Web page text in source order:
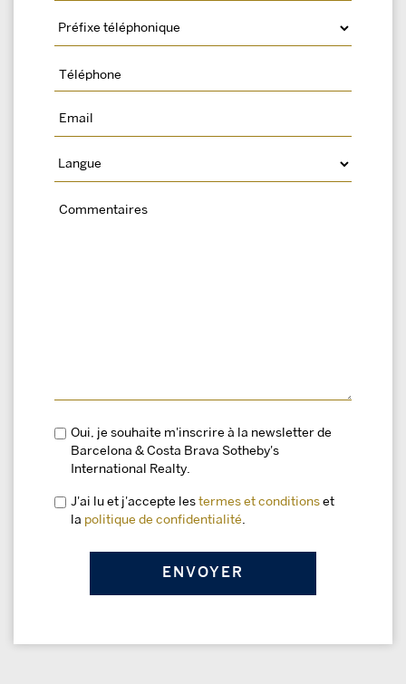
Oui, je souhaite m'inscrire à la newsletter de
Barcelona & Costa Brava Sotheby's
International Realty.
J'ai lu et j'accepte les termes et conditions et
la politique de confidentialité